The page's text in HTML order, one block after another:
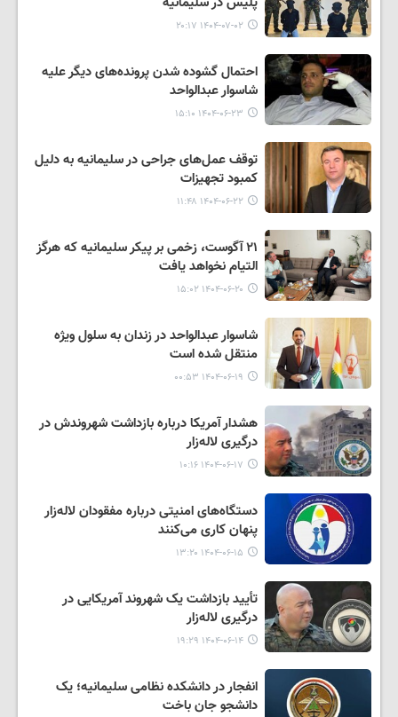
۱۴۰۴-۰۷-۰۲ ۲۰:۱۷
احتمال گشوده شدن پرونده‌های دیگر علیه
شاسوار عبدالواحد
۱۴۰۴-۰۶-۲۳ ۱۵:۱۰
توقف عمل‌های جراحی در سلیمانیه به دلیل
کمبود تجهیزات
۱۴۰۴-۰۶-۲۲ ۱۱:۴۸
۲۱ آگوست، زخمی بر پیکر سلیمانیه که هرگز
التیام نخواهد یافت
۱۴۰۴-۰۶-۲۰ ۱۵:۰۲
شاسوار عبدالواحد در زندان به سلول ویژه
منتقل شده است
۱۴۰۴-۰۶-۱۹ ۰۰:۵۳
هشدار آمریکا درباره بازداشت شهروندش در
درگیری لالەزار
۱۴۰۴-۰۶-۱۷ ۱۰:۱۶
دستگاه‌های امنیتی درباره مفقودان لالەزار
پنهان کاری می‌کنند
۱۴۰۴-۰۶-۱۵ ۱۳:۲۰
تأیید بازداشت یک شهروند آمریکایی در
درگیری لاله‌زار
۱۴۰۴-۰۶-۱۴ ۱۹:۲۹
انفجار در دانشکده نظامی سلیمانیه؛ یک
دانشجو جان باخت